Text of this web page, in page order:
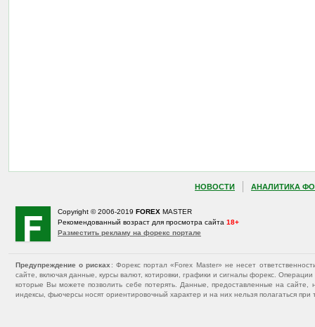
НОВОСТИ АНАЛИТИКА
Copyright © 2006-2019 FOREX MASTER
Рекомендованный возраст для просмотра сайта 18+
Разместить рекламу на форекс портале
Предупреждение о рисках : Форекс портал «Forex Master» не несет
сайте, включая данные, курсы валют, котировки, графики и сигналы форекс.
которые Вы можете позволить себе потерять. Данные, предоставленные на
индексы, фьючерсы носят ориентировочный характер и на них нельзя полагаться при